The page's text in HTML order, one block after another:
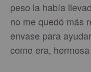
peso la había
no me quedó más
envase para
como era,